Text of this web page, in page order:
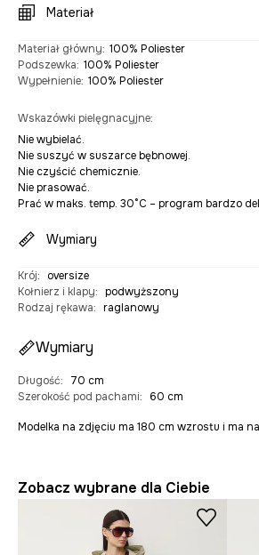
Materiał
Materiał główny: 100% Poliester
Podszewka: 100% Poliester
Wypełnienie: 100% Poliester
Wskazówki pielęgnacyjne:
Nie wybielać.
Nie suszyć w suszarce bębnowej.
Nie czyścić chemicznie.
Nie prasować.
Prać w maks. temp. 30°C – program bardzo
Wymiary
Krój:
oversize
Kołnierz i klapy: podwyższony
Rodzaj rękawa: raglanowy
Wymiary
Długość:
70 cm
Szerokość pod pachami: 60 cm
Modelka na zdjęciu ma 180 cm wzrostu i ma
Zobacz wybrane dla Ciebie